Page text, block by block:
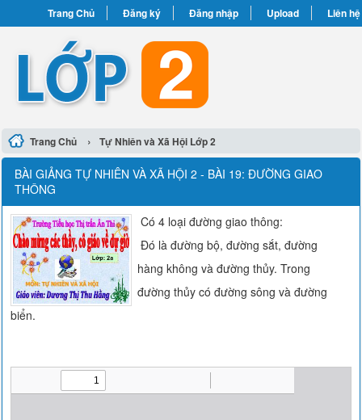
Trang Chủ Đăng ký Đăng nhập Upload Liên hệ
Trang Chủ › Tự Nhiên và Xã Hội Lớp 2
BÀI GIẢNG TỰ NHIÊN VÀ XÃ HỘI 2 - BÀI 19: ĐƯỜNG GIAO
THÔNG
Có 4 loại đường giao thông:
Đó là đường bộ, đường sắt, đường
hàng không và đường thủy. Trong
đường thủy có đường sông và đường
biển.